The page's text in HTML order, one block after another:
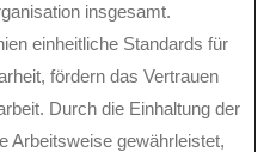
insgesamt.
einheitliche Standards für
fördern das Vertrauen
Durch die Einhaltung der
Arbeitsweise gewährleistet,